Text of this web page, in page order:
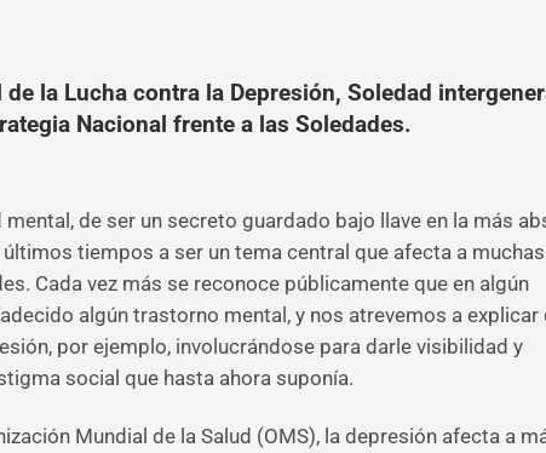
la Lucha contra la Depresión, Soledad
Nacional frente a las Soledades.
de ser un secreto guardado bajo llave en la más
tiempos a ser un tema central que afecta a muchas
Cada vez más se reconoce públicamente que en algún
algún trastorno mental, y nos atrevemos a explicar
por ejemplo, involucrándose para darle visibilidad y
social que hasta ahora suponía.
Mundial de la Salud (OMS), la depresión afecta a